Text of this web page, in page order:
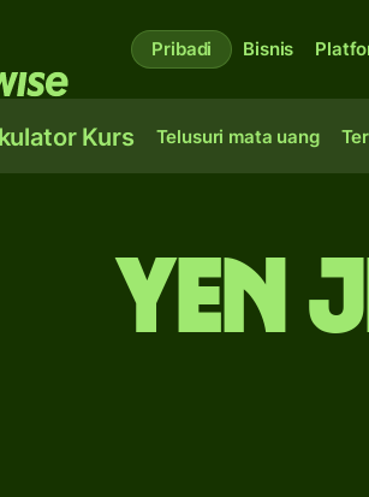
Pribadi Bisnis
Kurs Telusuri mata uang
yen